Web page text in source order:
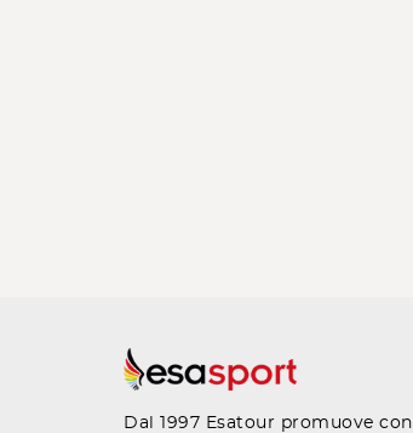
Dal 1997 Esatour promuove con